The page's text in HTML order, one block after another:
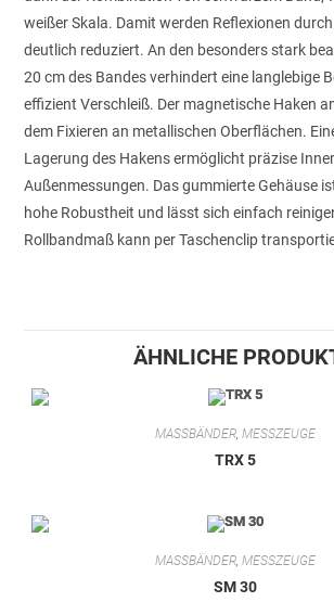
weißer Skala. Damit werden Reflexionen
deutlich reduziert. An den besonders stark
20 cm des Bandes verhindert eine langlebige
effizient Verschleiß. Der magnetische Haken
dem Fixieren an metallischen Oberflächen.
Lagerung des Hakens ermöglicht präzise
Außenmessungen. Das gummierte Gehäuse
hohe Robustheit und lässt sich einfach
Rollbandmaß kann per Taschenclip
ÄHNLICHE
MASSBÄNDER ,MESSZEUGE
TRX 5
MASSBÄNDER ,MESSZEUGE
SM 30